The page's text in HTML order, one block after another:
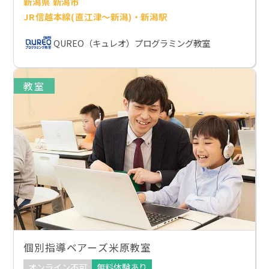
JR信越本線(直江津～新潟)・新潟駅
QUREO（キュレオ）プログラミング教室
教室
個別指導ベアーズ米原教室